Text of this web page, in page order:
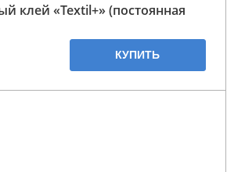
клей «Textil+» (постоянная
КУПИТЬ